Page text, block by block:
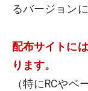
るバージョンに
配布サイトに
ります。
（特にRCや